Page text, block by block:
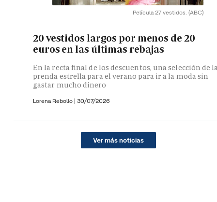
Película 27 vestidos. (ABC)
20 vestidos largos por menos de 20
euros en las últimas rebajas
En la recta final de los descuentos, una selección de
prenda estrella para el verano para ir a la moda sin
gastar mucho dinero
Lorena Rebollo | 30/07/2026
Ver más noticias